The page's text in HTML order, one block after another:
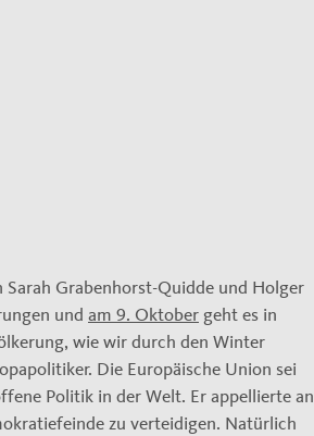
Grabenhorst-Quidde und Holger
und am 9. Oktober geht es in
wie wir durch den Winter
Die Europäische Union sei
Politik in der Welt. Er appellierte an
zu verteidigen. Natürlich